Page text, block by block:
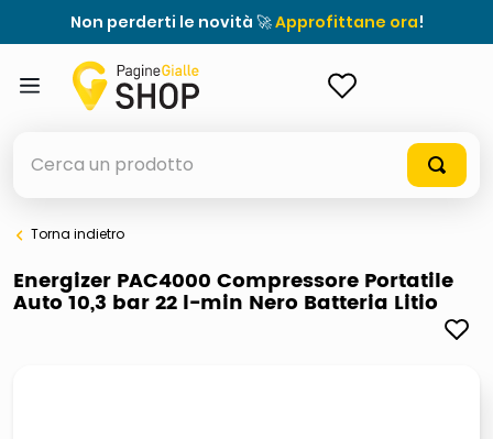
Non perderti le novità 🚀Approfittane ora!
elenchi telefonici
meme
Torna indietro
Energizer PAC4000 Compressore Portatile
Auto 10,3 bar 22 l-min Nero Batteria Litio